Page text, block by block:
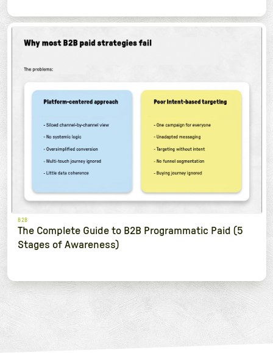
B2B
The Complete Guide to B2B Programmatic Paid (5
Stages of Awareness)